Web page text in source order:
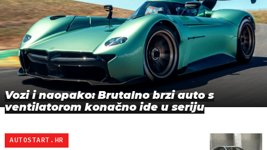
Vozi i naopako: Brutalno brzi auto s
ventilatorom konačno ide u seriju
AUTOSTART.HR